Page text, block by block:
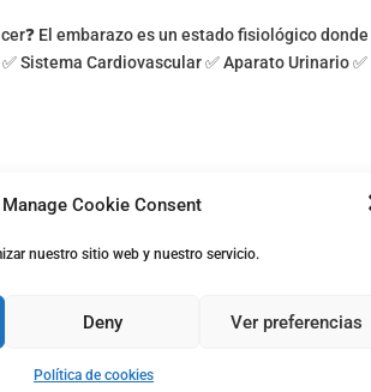
Manage Cookie Consent
nuestro sitio web y nuestro servicio.
Deny Ver preferencias
Política de cookies
El embarazo es un estado fisiológico
Sistema Cardiovascular ✅ Aparato Urinario ✅
és un estat fisiològic on el cos de la dona
✅ Aparell Urinari ✅ Tracte gastrointestinal